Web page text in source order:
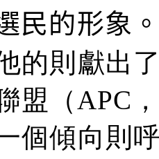
民的形象
的則獻出
盟（APC
個傾向則